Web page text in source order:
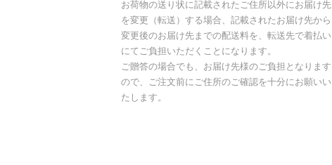
お荷物の送り状に記載されたご住所以外にお届け先
を変更（転送）する場合、記載されたお届け先から
変更後のお届け先までの配送料を、転送先で着払い
にてご負担いただくことになります。
ご贈答の場合でも、お届け先様のご負担となります
ので、ご注文前にご住所のご確認を十分にお願いい
たします。